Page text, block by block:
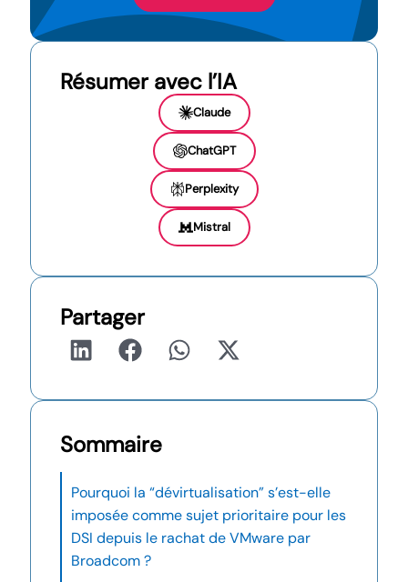
Résumer avec l’IA
Claude
ChatGPT
Perplexity
Mistral
Partager
Sommaire
Pourquoi la “dévirtualisation” s’est-elle
imposée comme sujet prioritaire pour les
DSI depuis le rachat de VMware par
Broadcom ?